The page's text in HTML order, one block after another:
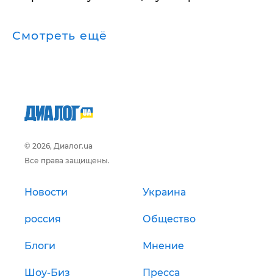
Смотреть ещё
© 2026, Диалог.ua
Все права защищены.
Новости Украина
россия Общество
Блоги Мнение
Шоу-Биз Пресса